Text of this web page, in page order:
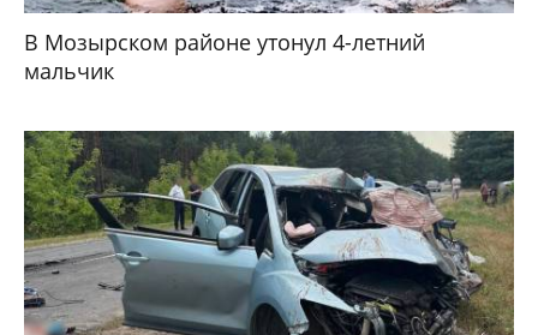
В Мозырском районе утонул 4-летний
мальчик